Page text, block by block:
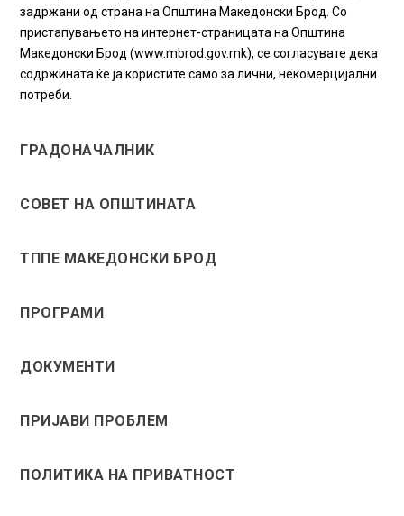
задржани од страна на Општина Македонски Брод. Со
пристапувањето на интернет-страницата на Општина
Македонски Брод (www.mbrod.gov.mk), се согласувате дека
содржината ќе ја користите само за лични, некомерцијални
потреби.
ГРАДОНАЧАЛНИК
СОВЕТ НА ОПШТИНАТА
ТППЕ МАКЕДОНСКИ БРОД
ПРОГРАМИ
ДОКУМЕНТИ
ПРИЈАВИ ПРОБЛЕМ
ПОЛИТИКА НА ПРИВАТНОСТ